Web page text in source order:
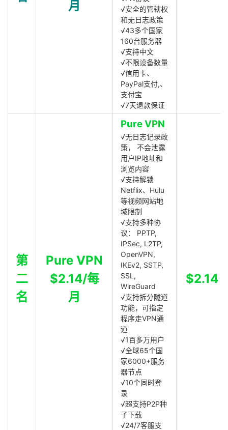
月
√安全的管辖权
和无日志政策
√43多个国家
160台服务器
√支持中文
√不限设备数量
√信用卡、
PayPal支付,、
支付宝
√7天退款保证
第
二
名
Pure VPN
$2.14/每
月
Pure VPN
√无日志记录政
策， 不会泄露
用户IP地址和
浏览内容
√支持解锁
Netflix、Hulu
等视频网站地
域限制
√支持多种协
议： PPTP,
IPSec, L2TP,
OpenVPN,
IKEv2, SSTP,
SSL,
WireGuard
√支持拆分隧道
功能，可指定
程序走VPN通
道
√1百多万用户
√全球65个国
家6000+服务
器节点
√10个同时登
录
√超支持P2P种
子下载
√24/7客服支
$2.14